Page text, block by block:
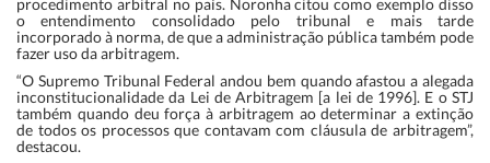
procedimento arbitral no país. Noronha citou como exemplo disso
o entendimento consolidado pelo tribunal e mais tarde
incorporado à norma, de que a administração pública também pode
fazer uso da arbitragem.
“O Supremo Tribunal Federal andou bem quando afastou a alegada
inconstitucionalidade da Lei de Arbitragem [a lei de 1996]. E o STJ
também quando deu força à arbitragem ao determinar a extinção
de todos os processos que contavam com cláusula de arbitragem”,
destacou.